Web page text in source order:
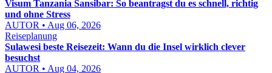
Visum Tanzania Sansibar: So beantragst du es schnell, richtig
und ohne Stress
AUTOR • Aug 06, 2026
Reiseplanung
Sulawesi beste Reisezeit: Wann du die Insel wirklich clever
besuchst
AUTOR • Aug 04, 2026